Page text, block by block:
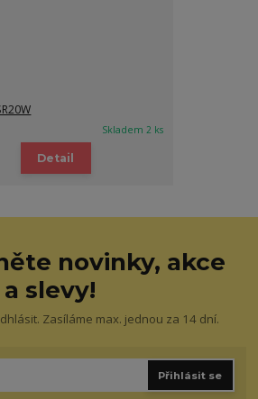
Skladem 2 ks
Detail
novinky, akce
a slevy!
Zasíláme max. jednou za 14 dní.
Přihlásit se